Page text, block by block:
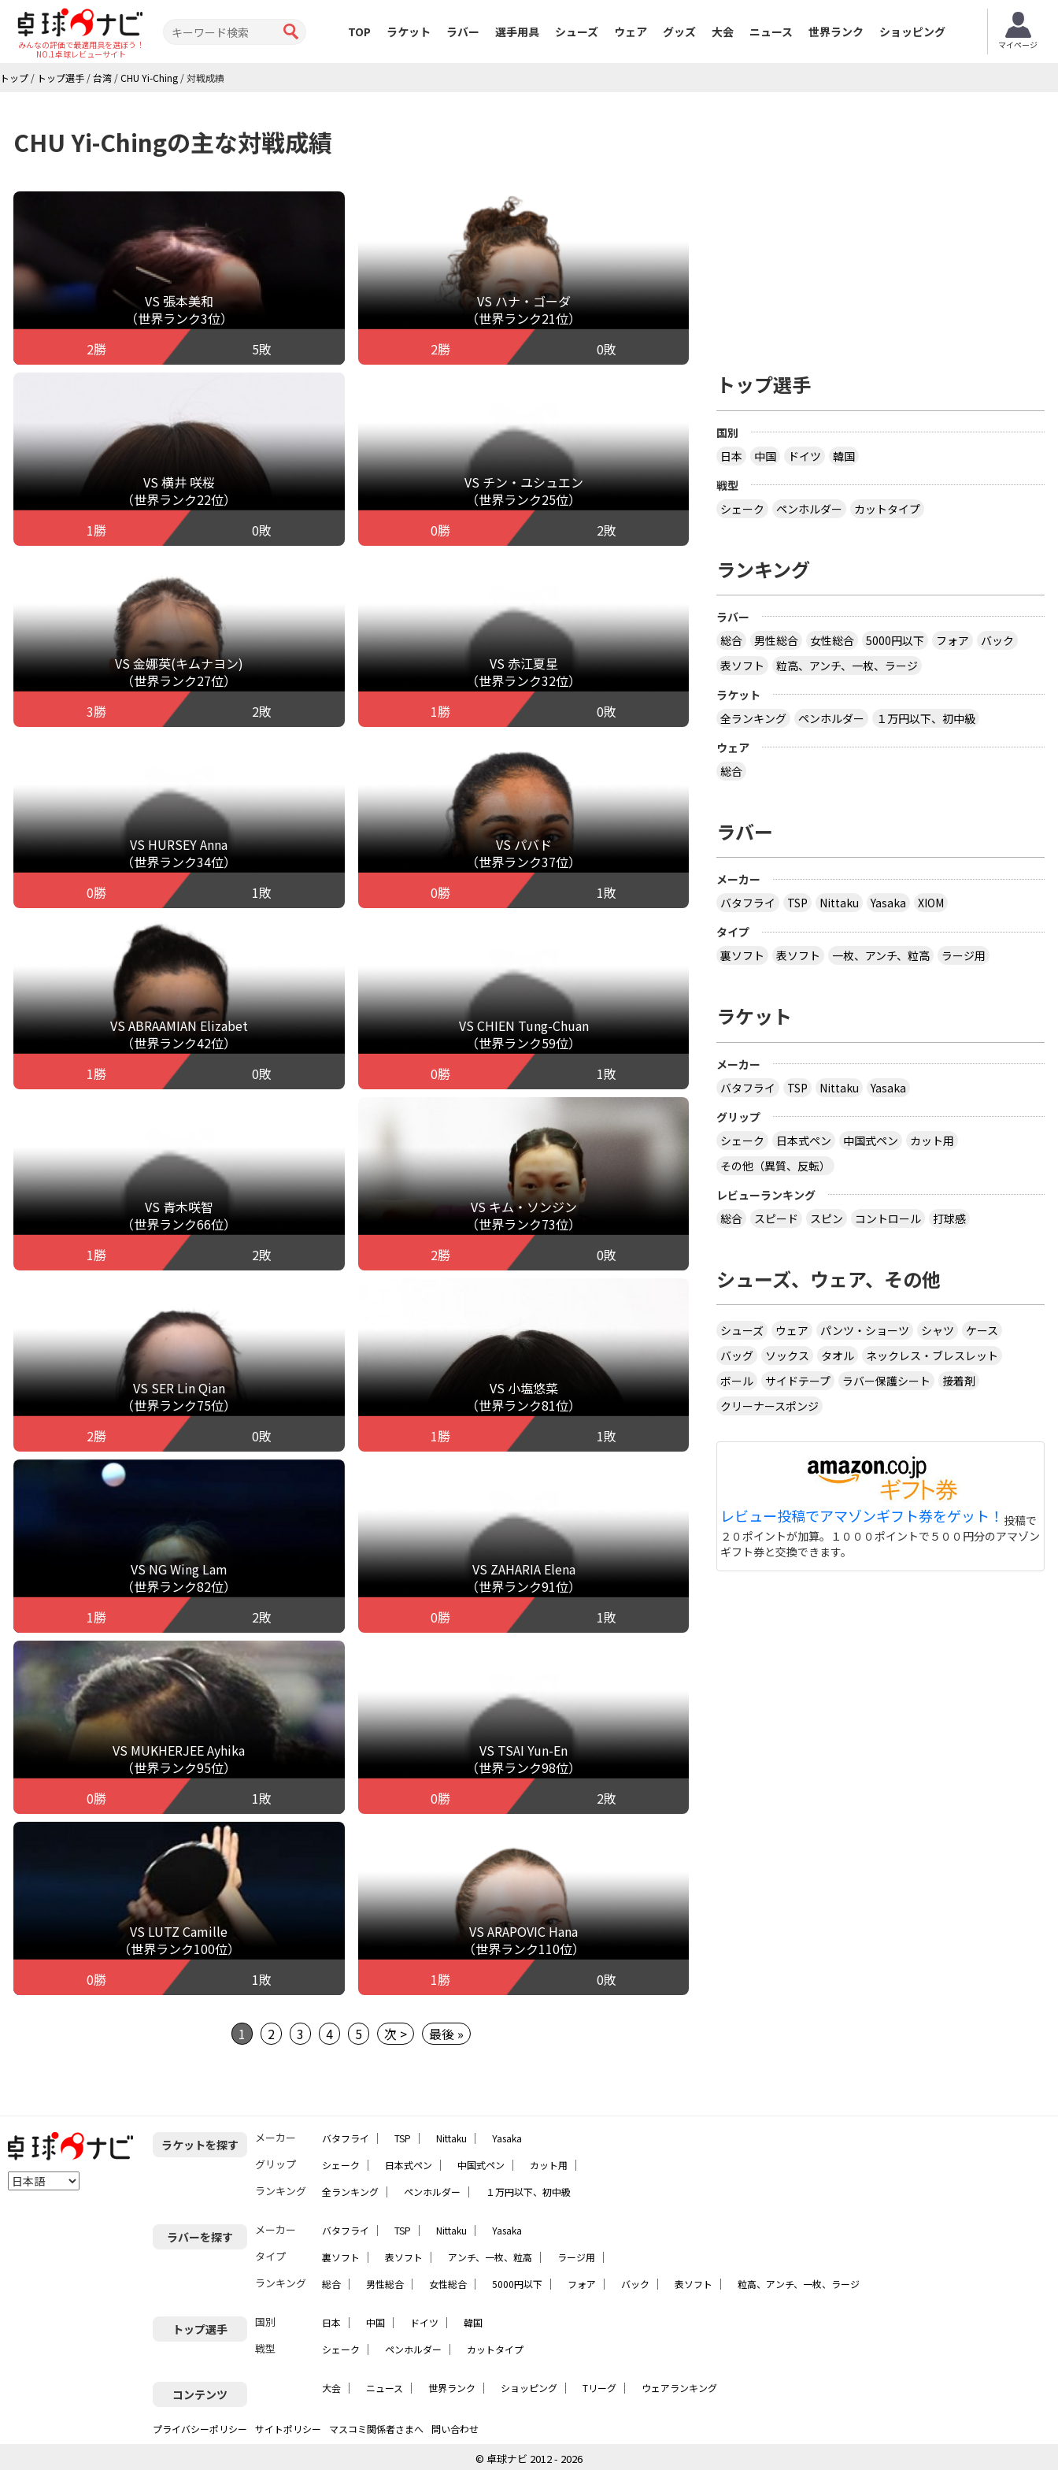
みんなの評価で最適用具を選ぼう！
NO.1卓球レビューサイト
TOP ラケット ラバー 選手用具 シューズ ウェア グッズ 大会 ニュース 世界ランク ショッピング
マイページ
トップ / トップ選手 /台湾 /CHU Yi-Ching /対戦成績
CHU Yi-Chingの主な対戦成績
VS 張本美和
（世界ランク3位）
2勝
5敗
VS ハナ・ゴーダ
（世界ランク21位）
2勝
0敗
VS 横井 咲桜
（世界ランク22位）
1勝
0敗
VS チン・ユシュエン
（世界ランク25位）
0勝
2敗
VS 金娜英(キムナヨン)
（世界ランク27位）
3勝
2敗
VS 赤江夏星
（世界ランク32位）
1勝
0敗
VS HURSEY Anna
（世界ランク34位）
0勝
1敗
VS パバド
（世界ランク37位）
0勝
1敗
VS ABRAAMIAN Elizabet
（世界ランク42位）
1勝
0敗
VS CHIEN Tung-Chuan
（世界ランク59位）
0勝
1敗
VS 青木咲智
（世界ランク66位）
1勝
2敗
VS キム・ソンジン
（世界ランク73位）
2勝
0敗
VS SER Lin Qian
（世界ランク75位）
2勝
0敗
VS 小塩悠菜
（世界ランク81位）
1勝
1敗
VS NG Wing Lam
（世界ランク82位）
1勝
2敗
VS ZAHARIA Elena
（世界ランク91位）
0勝
1敗
VS MUKHERJEE Ayhika
（世界ランク95位）
0勝
1敗
VS TSAI Yun-En
（世界ランク98位）
0勝
2敗
VS LUTZ Camille
（世界ランク100位）
0勝
1敗
VS ARAPOVIC Hana
（世界ランク110位）
1勝
0敗
1 2 3 4 5 次 > 最後 »
トップ選手
国別
日本
中国 ドイツ
韓国
戦型
シェーク
ペンホルダー カットタイプ
ランキング
ラバー
総合
男性総合 女性総合 5000円以下 フォア
バック
表ソフト
粒高、アンチ、一枚、ラージ
ラケット
全ランキング
ペンホルダー
１万円以下、初中級
ウェア
総合
ラバー
メーカー
バタフライ
TSP Nittaku Yasaka
XIOM
タイプ
裏ソフト
表ソフト 一枚、アンチ、粒高 ラージ用
ラケット
メーカー
バタフライ
TSP Nittaku
Yasaka
グリップ
シェーク
日本式ペン 中国式ペン
カット用
その他（異質、反転）
レビューランキング
総合
スピード スピン コントロール 打球感
シューズ、ウェア、その他
シューズ ウェア パンツ・ショーツ シャツ
ケース
バッグ
ソックス タオル
ネックレス・ブレスレット
ボール
サイドテープ ラバー保護シート
接着剤
クリーナースポンジ
レビュー投稿でアマゾンギフト券をゲット！ 投稿で
２０ポイントが加算。１０００ポイントで５００円分のアマゾン
ギフト券と交換できます。
ラケットを探す メーカー バタフライ ｜ TSP ｜ Nittaku ｜ Yasaka
グリップ シェーク ｜ 日本式ペン ｜ 中国式ペン ｜ カット用 ｜
ランキング 全ランキング ｜ ペンホルダー ｜ １万円以下、初中級
ラバーを探す メーカー バタフライ ｜ TSP ｜ Nittaku ｜ Yasaka
タイプ 裏ソフト ｜ 表ソフト ｜ アンチ、一枚、粒高 ｜ ラージ用 ｜
ランキング 総合 ｜ 男性総合 ｜ 女性総合 ｜ 5000円以下 ｜ フォア ｜ バック ｜ 表ソフト ｜ 粒高、アンチ、一枚、ラージ
トップ選手 国別 日本 ｜ 中国 ｜ ドイツ ｜ 韓国
戦型 シェーク ｜ ペンホルダー ｜ カットタイプ
コンテンツ 大会 ｜ ニュース ｜ 世界ランク ｜ ショッピング ｜ Tリーグ ｜ ウェアランキング
プライバシーポリシー サイトポリシー マスコミ関係者さまへ 問い合わせ
© 卓球ナビ 2012 - 2026